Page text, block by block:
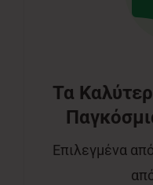
Τα
Eπιλεγμένα